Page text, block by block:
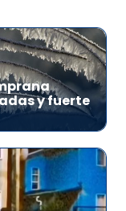
y fuerte